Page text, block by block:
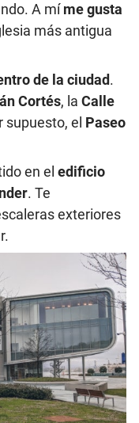
A míme gusta
más antigua
de la ciudad.
Cortés, la Calle
supuesto, el Paseo
en el edificio
. Te
exteriores